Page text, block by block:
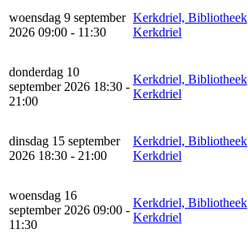
woensdag 9 september
2026 09:00 - 11:30
Kerkdriel, Bibliotheek
Kerkdriel
donderdag 10
september 2026 18:30 -
21:00
Kerkdriel, Bibliotheek
Kerkdriel
dinsdag 15 september
2026 18:30 - 21:00
Kerkdriel, Bibliotheek
Kerkdriel
woensdag 16
september 2026 09:00 -
11:30
Kerkdriel, Bibliotheek
Kerkdriel